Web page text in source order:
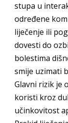
stupa u
određene
liječenje ili
dovesti do
bolestima
smije uzimati
Glavni rizik je
koristi kroz
učinkovitost